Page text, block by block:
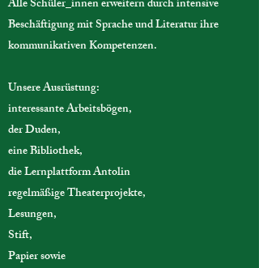
Alle Schüler_innen erweitern durch intensive
Beschäftigung mit Sprache und Literatur ihre
kommunikativen Kompetenzen.
Unsere Ausrüstung:
interessante Arbeitsbögen,
der Duden,
eine Bibliothek,
die Lernplattform Antolin
regelmäßige Theaterprojekte,
Lesungen,
Stift,
Papier sowie